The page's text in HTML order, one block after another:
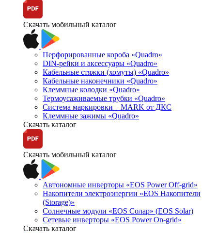
Скачать мобильный каталог
Перфорированные короба «Quadro»
DIN-рейки и аксессуары «Quadro»
Кабельные стяжки (хомуты) «Quadro»
Кабельные наконечники «Quadro»
Клеммные колодки «Quadro»
Термоусаживаемые трубки «Quadro»
Система маркировки – MARK от ДКС
Клеммные зажимы «Quadro»
Скачать каталог
Скачать мобильный каталог
Автономные инверторы «EOS Power Off-grid»
Накопители электроэнергии «EOS Накопители
(Storage)»
Солнечные модули «EOS Солар» (EOS Solar)
Сетевые инверторы «EOS Power On-grid»
Скачать каталог